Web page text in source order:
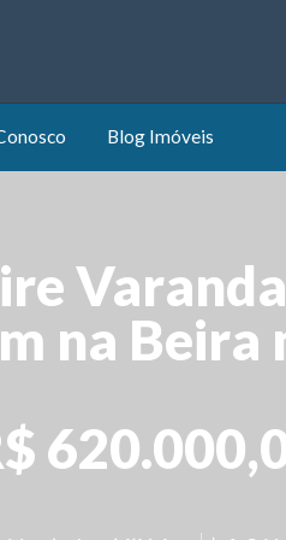
Blog Imóveis
na Beira